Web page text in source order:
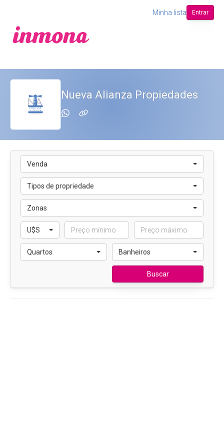
Minha lista Entrar
Nueva Alianza Propiedades
Venda
Tipos de propriedade
Zonas
U$S
Quartos Banheiros
Buscar